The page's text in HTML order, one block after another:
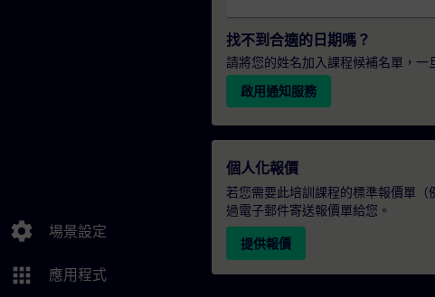
settings 場景設定
apps 應用程式
找不到合適的日期嗎？
請將您的姓名加入課程候補名單，一
啟用通知服務
個人化報價
若您需要此培訓課程的標準報價單
過電子郵件寄送報價單給您。
提供報價